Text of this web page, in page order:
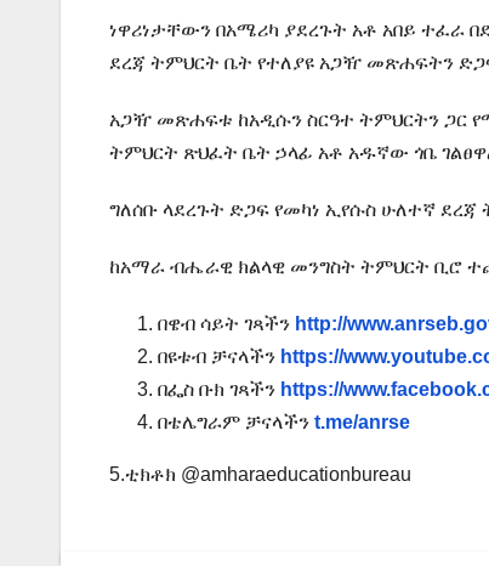
ነዋሪነታቸውን በአሜሪካ ያደረጉት አቶ አበይ ተፈራ
ደረጃ ትምህርት ቤት የተለያዩ አጋዥ መጽሐፍትን
አጋዥ መጽሐፍቱ ከአዲሱን ስርዓተ ትምህርትን ጋር
ትምህርት ጽህፈት ቤት ኃላፊ አቶ አዱኛው ጎቤ
ግለሰቡ ላደረጉት ድጋፍ የመካነ ኢየሱስ ሁለተኛ
ከአማራ ብሔራዊ ክልላዊ መንግስት ትምህርት
በዌብ ሳይት ገጻችን http://
በዩቱብ ቻናላችን https://
በፌስ ቡክ ገጻችን https://
በቴሌግራም ቻናላችን t.me/anrse
5.ቲክቶክ @amharaeducationbureau